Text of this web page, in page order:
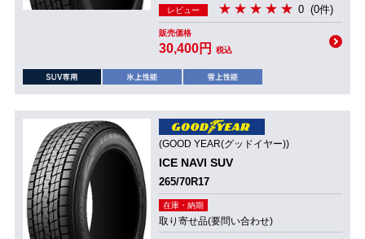
レビュー 0 (0件)
販売価格
30,400円 税込
(GOOD YEAR(グッドイヤー))
ICE NAVI SUV
265/70R17
在庫・納期
取り寄せ品(要問い合わせ)